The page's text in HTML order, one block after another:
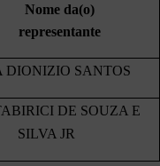
Nome da(o)
representante
DIONIZIO SANTOS
DE SOUZA E
SILVA JR